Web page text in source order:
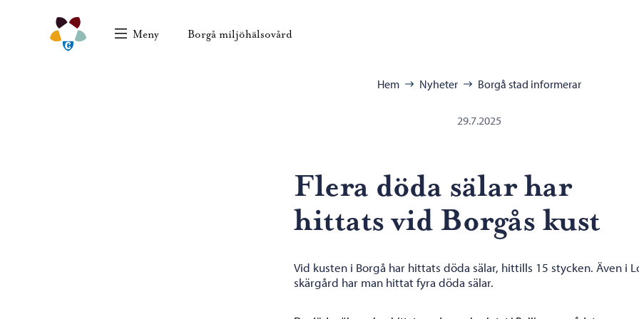
Meny Borgå miljöhälsovård
Hem Nyheter Borgå stad informerar
29.7.2025
Flera döda sälar har
hittats vid Borgås kust
Vid kusten i Borgå har hittats döda sälar, hittills 15 stycken. Även i
skärgård har man hittat fyra döda sälar.